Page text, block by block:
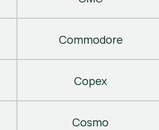
Commodore
Copex
Cosmo